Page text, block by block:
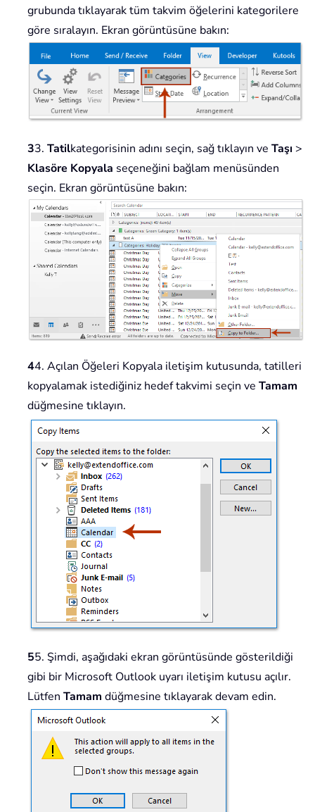
grubunda tıklayarak tüm takvim öğelerini kategorilere
göre sıralayın. Ekran görüntüsüne bakın:
33. Tatilkategorisinin adını seçin, sağ tıklayın ve Taşı >
Klasöre Kopyala seçeneğini bağlam menüsünden
seçin. Ekran görüntüsüne bakın:
44. Açılan Öğeleri Kopyala iletişim kutusunda, tatilleri
kopyalamak istediğiniz hedef takvimi seçin ve Tamam
düğmesine tıklayın.
55. Şimdi, aşağıdaki ekran görüntüsünde gösterildiği
gibi bir Microsoft Outlook uyarı iletişim kutusu açılır.
Lütfen Tamam düğmesine tıklayarak devam edin.